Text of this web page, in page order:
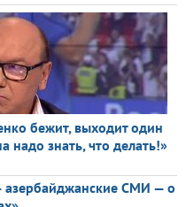
бежит, выходит один
надо знать, что делать!»
азербайджанские СМИ — о